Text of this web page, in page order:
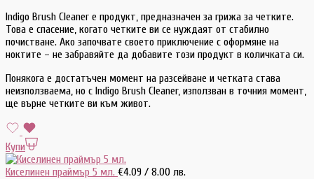
Indigo Brush Cleaner е продукт, предназначен за грижа за четките.
Това е спасение, когато четките ви се нуждаят от стабилно
почистване. Ако започвате своето приключение с оформяне на
ноктите – не забравяйте да добавите този продукт в количката си.
Понякога е достатъчен момент на разсейване и четката става
неизползваема, но с Indigo Brush Cleaner, използван в точния момент,
ще върне четките ви към живот.
Купи
Киселинен праймър 5 мл. €4.09 / 8.00 лв.